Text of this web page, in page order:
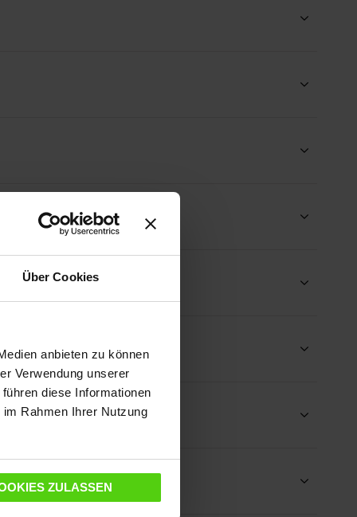
Über Cookies
anbieten zu können
Verwendung unserer
diese Informationen
Rahmen Ihrer Nutzung
ZULASSEN